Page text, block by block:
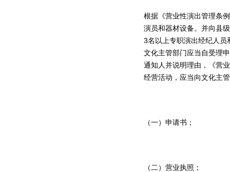
根据《营业性演出管理条
演员和器材设备。并向县
3名以上专职演出经纪人
文化主管部门应当自受理
通知人并说明理由，《营
经营活动，应当向文化主
（一）申请书；
（二）营业执照；